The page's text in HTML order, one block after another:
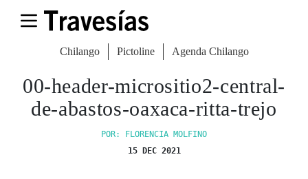
Chilango Pictoline Agenda Chilango
00-header-micrositio2-central-
de-abastos-oaxaca-ritta-trejo
POR: FLORENCIA MOLFINO
15 DEC 2021